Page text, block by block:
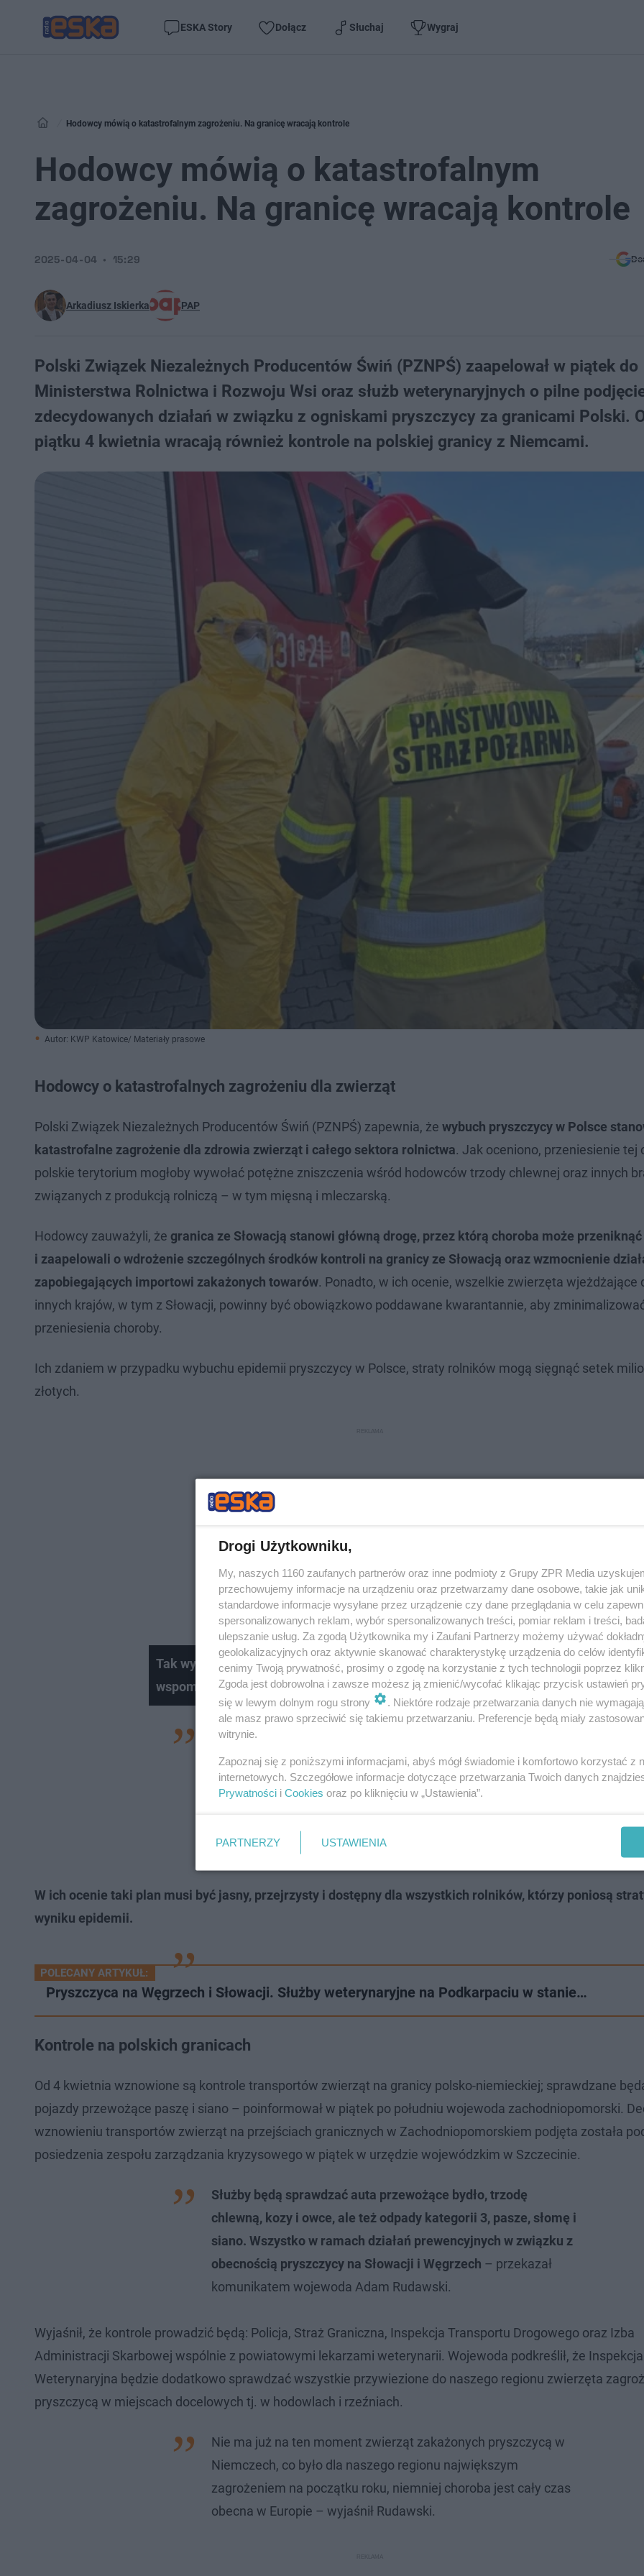
ESKA Story Dołącz Słuchaj Wygraj
Hodowcy mówią o katastrofalnym zagrożeniu. Na granicę wracają kontrole
Hodowcy mówią o katastrofalnym
zagrożeniu. Na granicę wracają kontrole
Arkadiusz Iskierka PAP
2025-04-04 15:29
Polski Związek Niezależnych Producentów Świń (PZNPŚ) zaapelował w piątek do
Ministerstwa Rolnictwa i Rozwoju Wsi oraz służb weterynaryjnych o pilne
zdecydowanych działań w związku z ogniskami pryszczycy za granicami Polski.
piątku 4 kwietnia wracają również kontrole na polskiej granicy z Niemcami.
Autor: KWP Katowice/ Materiały prasowe
Hodowcy o katastrofalnych zagrożeniu dla zwierząt
Polski Związek Niezależnych Producentów Świń (PZNPŚ) zapewnia, że wybuch pryszczycy w Polsce
katastrofalne zagrożenie dla zdrowia zwierząt i całego sektora rolnictwa. Jak oceniono, przeniesienie tej
polskie terytorium mogłoby wywołać potężne zniszczenia wśród hodowców trzody chlewnej oraz innych
związanych z produkcją rolniczą – w tym mięsną i mleczarską.
Hodowcy zauważyli, że granica ze Słowacją stanowi główną drogę, przez którą choroba może
i zaapelowali o wdrożenie szczególnych środków kontroli na granicy ze Słowacją oraz wzmocnienie
zapobiegających importowi zakażonych towarów. Ponadto, w ich ocenie, wszelkie zwierzęta wjeżdżające
innych krajów, w tym z Słowacji, powinny być obowiązkowo poddawane kwarantannie, aby
przeniesienia choroby.
Ich zdaniem w przypadku wybuchu epidemii pryszczycy w Polsce, straty rolników mogą sięgnąć setek
złotych.
Tak wyglądał Poznań w czasach PRL-u. Kultowe miejsca do dziś są
wspominane z nostalgią
W związku z tym apelujemy o pilne opracowanie szczegółowego
planu pomocy finansowej, który obejmie wszystkie
gospodarstwa dotknięte chorobą. Oczekujemy konkretnych i
realnych rozwiązań – takich jak odszkodowania za straty w
- dodali.
W ich ocenie taki plan musi być jasny, przejrzysty i dostępny dla wszystkich rolników, którzy poniosą
wyniku epidemii.
POLECANY ARTYKUŁ:
Pryszczyca na Węgrzech i Słowacji. Służby weterynaryjne na Podkarpaciu w stanie…
Kontrole na polskich granicach
Od 4 kwietnia wznowione są kontrole transportów zwierząt na granicy polsko-niemieckiej; sprawdzane
pojazdy przewożące paszę i siano – poinformował w piątek po południu wojewoda zachodniopomorski.
wznowieniu transportów zwierząt na przejściach granicznych w Zachodniopomorskiem podjęta została
posiedzenia zespołu zarządzania kryzysowego w piątek w urzędzie wojewódzkim w Szczecinie.
Służby będą sprawdzać auta przewożące bydło, trzodę
chlewną, kozy i owce, ale też odpady kategorii 3, pasze, słomę i
siano. Wszystko w ramach działań prewencyjnych w związku z
obecnością pryszczycy na Słowacji i Węgrzech – przekazał
komunikatem wojewoda Adam Rudawski.
Wyjaśnił, że kontrole prowadzić będą: Policja, Straż Graniczna, Inspekcja Transportu Drogowego oraz Izba
Administracji Skarbowej wspólnie z powiatowymi lekarzami weterynarii. Wojewoda podkreślił, że Inspekcja
Weterynaryjna będzie dodatkowo sprawdzać wszystkie przywiezione do naszego regionu zwierzęta
pryszczycą w miejscach docelowych tj. w hodowlach i rzeźniach.
Nie ma już na ten moment zwierząt zakażonych pryszczycą w
Niemczech, co było dla naszego regionu największym
zagrożeniem na początku roku, niemniej choroba jest cały czas
obecna w Europie – wyjaśnił Rudawski.
Drogi Użytkowniku,
My, naszych 1160 zaufanych partnerów oraz inne podmioty z Grupy ZPR Media
przechowujemy informacje na urządzeniu oraz przetwarzamy dane osobowe, takie jak
standardowe informacje wysyłane przez urządzenie czy dane przeglądania w celu
spersonalizowanych reklam, wybór spersonalizowanych treści, pomiar reklam i treści,
ulepszanie usług. Za zgodą Użytkownika my i Zaufani Partnerzy możemy używać
geolokalizacyjnych oraz aktywnie skanować charakterystykę urządzenia do celów
cenimy Twoją prywatność, prosimy o zgodę na korzystanie z tych technologii poprzez
Zgoda jest dobrowolna i zawsze możesz ją zmienić/wycofać klikając przycisk ustawień
się w lewym dolnym rogu strony
. Niektóre rodzaje przetwarzania danych nie
ale masz prawo sprzeciwić się takiemu przetwarzaniu. Preferencje będą miały
witrynie.
Zapoznaj się z poniższymi informacjami, abyś mógł świadomie i komfortowo korzystać z
internetowych. Szczegółowe informacje dotyczące przetwarzania Twoich danych
Prywatności i Cookies oraz po kliknięciu w „Ustawienia”.
PARTNERZY USTAWIENIA